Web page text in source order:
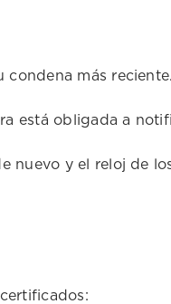
más reciente.
está obligada a
nuevo y el reloj de